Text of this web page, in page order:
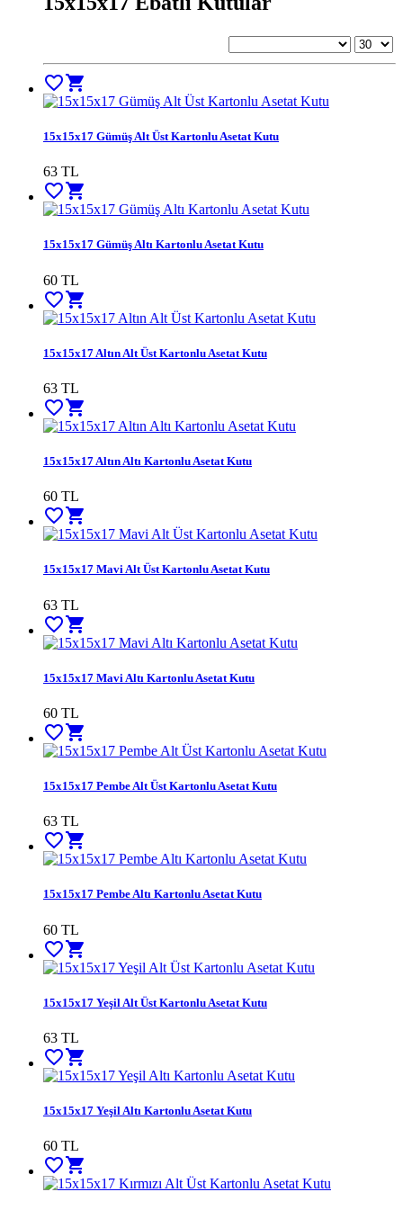
favorite_bordershopping_cart
15x15x17 Gümüş Alt Üst Kartonlu Asetat Kutu
63 TL
favorite_bordershopping_cart
15x15x17 Gümüş Altı Kartonlu Asetat Kutu
60 TL
favorite_bordershopping_cart
15x15x17 Altın Alt Üst Kartonlu Asetat Kutu
63 TL
favorite_bordershopping_cart
15x15x17 Altın Altı Kartonlu Asetat Kutu
60 TL
favorite_bordershopping_cart
15x15x17 Mavi Alt Üst Kartonlu Asetat Kutu
63 TL
favorite_bordershopping_cart
15x15x17 Mavi Altı Kartonlu Asetat Kutu
60 TL
favorite_bordershopping_cart
15x15x17 Pembe Alt Üst Kartonlu Asetat Kutu
63 TL
favorite_bordershopping_cart
15x15x17 Pembe Altı Kartonlu Asetat Kutu
60 TL
favorite_bordershopping_cart
15x15x17 Yeşil Alt Üst Kartonlu Asetat Kutu
63 TL
favorite_bordershopping_cart
15x15x17 Yeşil Altı Kartonlu Asetat Kutu
60 TL
favorite_bordershopping_cart